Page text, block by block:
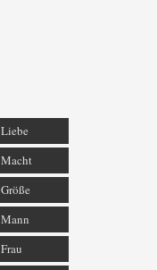
Liebe
Macht
Größe
Mann
Frau